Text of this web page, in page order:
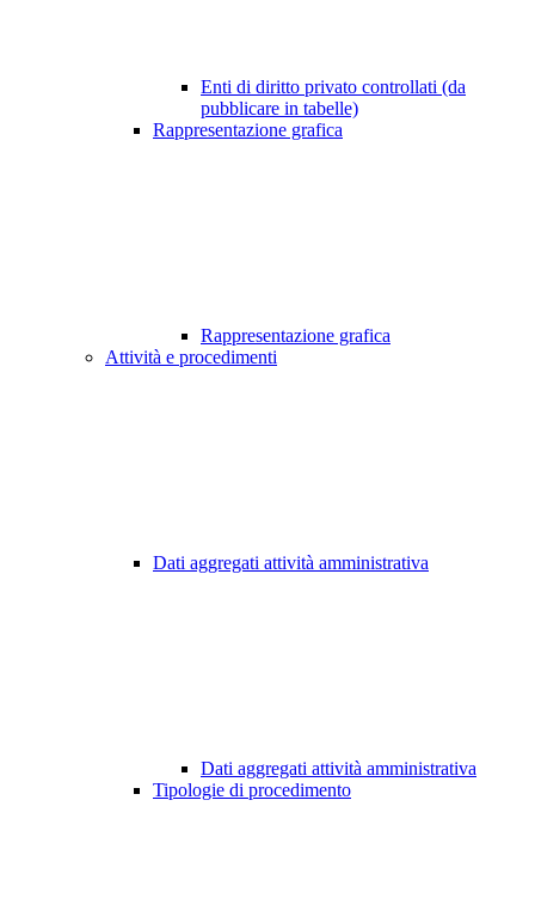
Enti di diritto privato controllati (da
pubblicare in tabelle)
Rappresentazione grafica
Rappresentazione grafica
Attività e procedimenti
Dati aggregati attività amministrativa
Dati aggregati attività amministrativa
Tipologie di procedimento